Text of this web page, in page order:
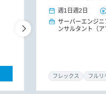
週1日 週2日
サーバーエンジニ
ンサルタント（
フレックス フルリ